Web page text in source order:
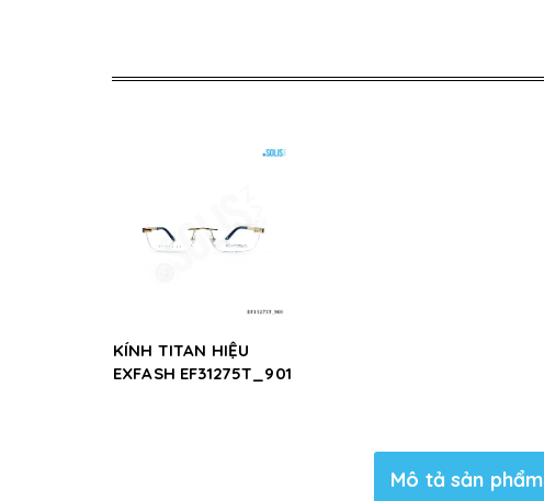
KÍNH TITAN HIỆU
EXFASH EF31275T_901
Mô tả sản phẩm